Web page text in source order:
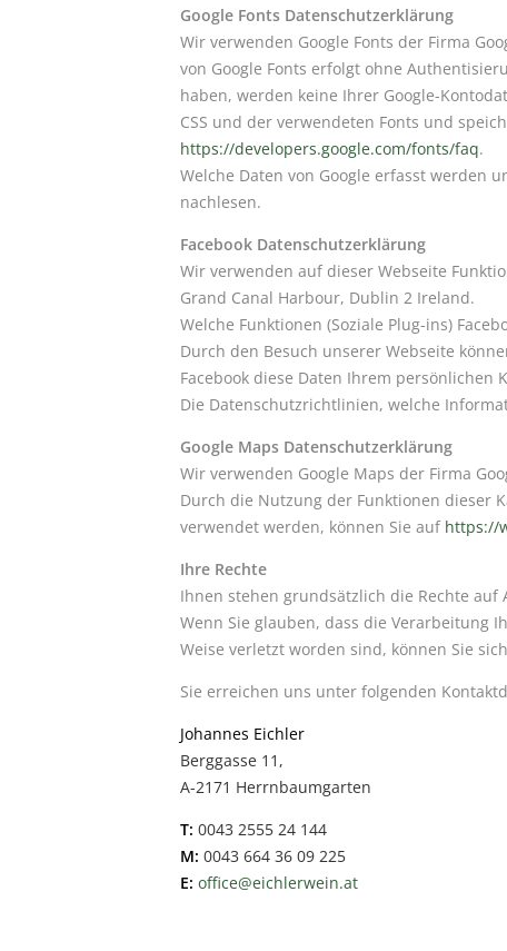
Google Fonts Datenschutzerklärung
Wir verwenden Google Fonts der Firma
von Google Fonts erfolgt ohne
haben, werden keine Ihrer Google-
CSS und der verwendeten Fonts und
https://developers.google.com/fonts/faq.
Welche Daten von Google erfasst werden
nachlesen.
Facebook Datenschutzerklärung
Wir verwenden auf dieser Webseite
Grand Canal Harbour, Dublin 2 Ireland.
Welche Funktionen (Soziale Plug-ins)
Durch den Besuch unserer Webseite
Facebook diese Daten Ihrem persönlichen
Die Datenschutzrichtlinien, welche
Google Maps Datenschutzerklärung
Wir verwenden Google Maps der Firma
Durch die Nutzung der Funktionen dieser
verwendet werden, können Sie auf https://
Ihre Rechte
Ihnen stehen grundsätzlich die Rechte
Wenn Sie glauben, dass die Verarbeitung
Weise verletzt worden sind, können Sie
Sie erreichen uns unter folgenden
Johannes Eichler
Berggasse 11,
A-2171 Herrnbaumgarten
T: 0043 2555 24 144
M: 0043 664 36 09 225
E: office@eichlerwein.at